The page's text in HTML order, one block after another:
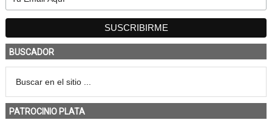
BUSCADOR
PATROCINIO PLATA